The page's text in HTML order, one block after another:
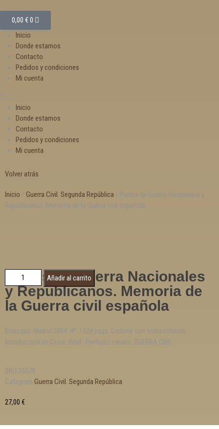
0,00 €0
Inicio
Donde estamos
Contacto
Pedidos y condiciones
Mi cuenta
Inicio
Donde estamos
Contacto
Pedidos y condiciones
Mi cuenta
Volver atrás
Inicio / Guerra Civil. Segunda República / Partes de Guerra Nacionales y
Republicanos. Memoria de la Guerra civil española
Partes de Guerra Nacionales
y Republicanos. Memoria de
la Guerra civil española
Belacqua. Madrid 2004. 4º. 1229 págs. Cartoné con sobrecubierta.
Introducción de Cesar Vidal. Perfecto estado. GUERRA CIVIL
SKU 35579
Categoría Guerra Civil. Segunda República
27,00 €
Añadir al carrito